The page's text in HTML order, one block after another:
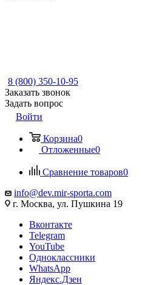
8 (800) 350-10-95
Заказать звонок
Задать вопрос
Войти
Корзина0
Отложенные0
Сравнение товаров0
info@dev.mir-sporta.com
г. Москва, ул. Пушкина 19
Вконтакте
Telegram
YouTube
Одноклассники
WhatsApp
Яндекс.Дзен